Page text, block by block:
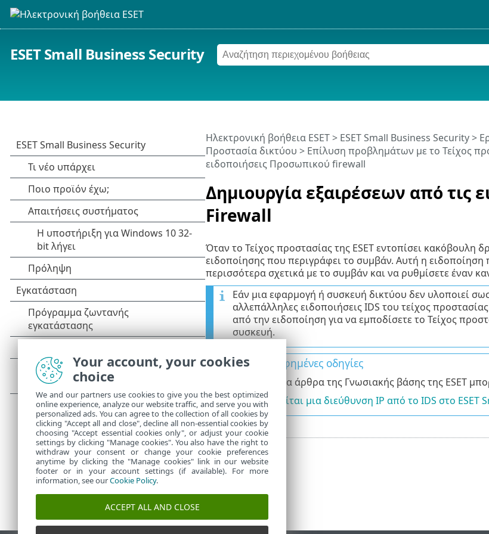
ESET Small Business Security
Δημιουργία εξαιρέσεων από τις
Firewall
Ηλεκτρονική βοήθεια ESET> ESET Small Business Security>
Προστασία δικτύου > Επίλυση προβλημάτων με το Τείχος
ειδοποιήσεις Προσωπικού firewall
Όταν το Τείχος προστασίας της ESET εντοπίσει κακόβουλη
ειδοποίησης που περιγράφει το συμβάν. Αυτή η ειδοποίηση
περισσότερα σχετικά με το συμβάν και να ρυθμίσετε έναν
Εάν μια εφαρμογή ή συσκευή δικτύου δεν υλοποιεί
αλλεπάλληλες ειδοποιήσεις IDS του τείχος
από την ειδοποίηση για να εμποδίσετε το Τείχος
συσκευή.
Εικονογραφημένες οδηγίες
Τα ακόλουθα άρθρα της Γνωσιακής βάσης της ESET
• Να εξαιρείται μια διεύθυνση IP από το IDS στο ESET
Your account, your cookies
choice
We and our partners use cookies to give you the best optimized
online experience, analyze our website traffic, and serve you with
personalized ads. You can agree to the collection of all cookies by
clicking "Accept all and close", decline all non-essential cookies by
choosing "Accept essential cookies only", or adjust your cookie
settings by clicking "Manage cookies". You also have the right to
withdraw your consent or change your cookie preferences
anytime by clicking the "Manage cookies" link in our website
footer or in your account settings (if available). For more
information, see ourCookie Policy.
ACCEPT ALL AND CLOSE